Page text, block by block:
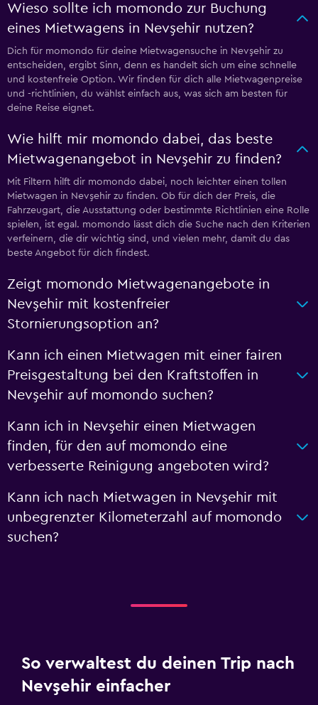
Wieso sollte ich momondo zur Buchung
eines Mietwagens in Nevşehir nutzen?
Dich für momondo für deine Mietwagensuche in Nevşehir zu
entscheiden, ergibt Sinn, denn es handelt sich um eine schnelle
und kostenfreie Option. Wir finden für dich alle Mietwagenpreise
und -richtlinien, du wählst einfach aus, was sich am besten für
deine Reise eignet.
Wie hilft mir momondo dabei, das beste
Mietwagenangebot in Nevşehir zu finden?
Mit Filtern hilft dir momondo dabei, noch leichter einen tollen
Mietwagen in Nevşehir zu finden. Ob für dich der Preis, die
Fahrzeugart, die Ausstattung oder bestimmte Richtlinien eine Rolle
spielen, ist egal. momondo lässt dich die Suche nach den Kriterien
verfeinern, die dir wichtig sind, und vielen mehr, damit du das
beste Angebot für dich findest.
Zeigt momondo Mietwagenangebote in
Nevşehir mit kostenfreier
Stornierungsoption an?
Kann ich einen Mietwagen mit einer fairen
Preisgestaltung bei den Kraftstoffen in
Nevşehir auf momondo suchen?
Kann ich in Nevşehir einen Mietwagen
finden, für den auf momondo eine
verbesserte Reinigung angeboten wird?
Kann ich nach Mietwagen in Nevşehir mit
unbegrenzter Kilometerzahl auf momondo
suchen?
So verwaltest du deinen Trip nach
Nevşehir einfacher